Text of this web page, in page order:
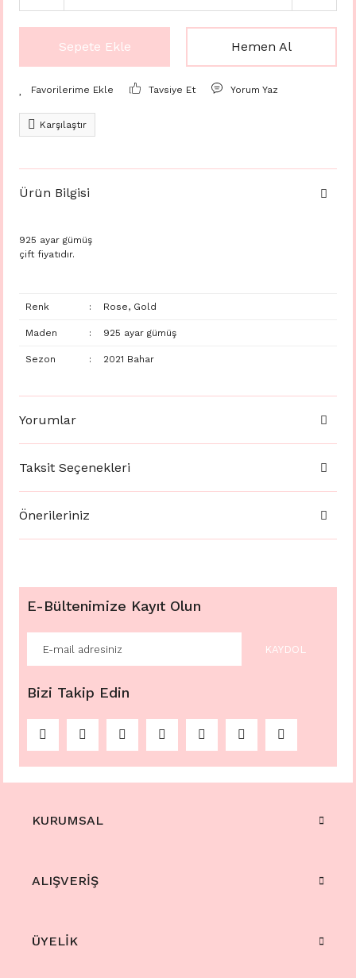
Sepete Ekle Hemen Al
Tavsiye Et Yorum Yaz
Karşılaştır
Ürün Bilgisi
925 ayar gümüş
çift fiyatıdır.
Renk : Rose, Gold
Maden : 925 ayar gümüş
Sezon : 2021 Bahar
Yorumlar
Taksit Seçenekleri
Önerileriniz
E-Bültenimize Kayıt Olun
KAYDOL
Bizi Takip Edin
KURUMSAL
ALIŞVERİŞ
ÜYELİK